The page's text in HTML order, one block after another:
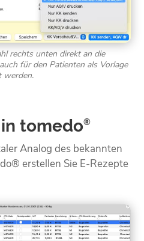
rechts unten direkt an die
für den Patienten als Vorlage
werden.
in tomedo®
Analog des bekannten
erstellen Sie E-Rezepte